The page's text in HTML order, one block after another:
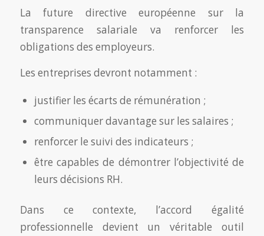
La future directive européenne sur la
transparence salariale va renforcer les
obligations des employeurs.
Les entreprises devront notamment :
justifier les écarts de rémunération ;
communiquer davantage sur les salaires ;
renforcer le suivi des indicateurs ;
être capables de démontrer l’objectivité de
leurs décisions RH.
Dans ce contexte, l’accord égalité
professionnelle devient un véritable outil